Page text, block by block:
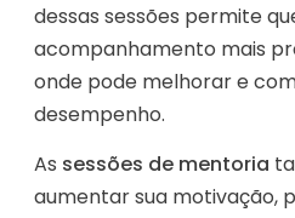
dessas sessões permite
acompanhamento mais
onde pode melhorar e
desempenho.
As sessões de mentoria
aumentar sua motivação,